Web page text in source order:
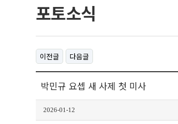
포토소식
이전글 다음글
박민규 요셉 새 사제 첫 미사
2026-01-12